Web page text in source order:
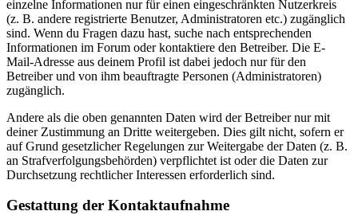
einzelne Informationen nur für einen eingeschränkten Nutzerkreis
(z. B. andere registrierte Benutzer, Administratoren etc.) zugänglich
sind. Wenn du Fragen dazu hast, suche nach entsprechenden
Informationen im Forum oder kontaktiere den Betreiber. Die E-
Mail-Adresse aus deinem Profil ist dabei jedoch nur für den
Betreiber und von ihm beauftragte Personen (Administratoren)
zugänglich.
Andere als die oben genannten Daten wird der Betreiber nur mit
deiner Zustimmung an Dritte weitergeben. Dies gilt nicht, sofern er
auf Grund gesetzlicher Regelungen zur Weitergabe der Daten (z. B.
an Strafverfolgungsbehörden) verpflichtet ist oder die Daten zur
Durchsetzung rechtlicher Interessen erforderlich sind.
Gestattung der Kontaktaufnahme